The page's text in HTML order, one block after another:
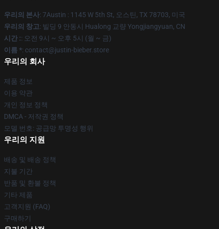
우리의 본사: 7Austin : 1145 W 5th St, 오스틴, TX 78703, 미국
우리의 창고: 빌딩 9 안동시 Hualong 교량 Yongjiangyuan, CN
시간 :: 오전 9시 ~ 오후 5시 (월 ~ 금)
이름 *: contact@justin-bieber.store
우리의 회사
제품 정보
이용 약관
개인 정보 정책
DMCA - 저작권 정책
모델 번호: 공급망 투명성 행위
우리의 지원
배송 및 배송 정책
지불 기간
반품 및 환불 정책
기타 제품
고객지원 (FAQ)
구매하기